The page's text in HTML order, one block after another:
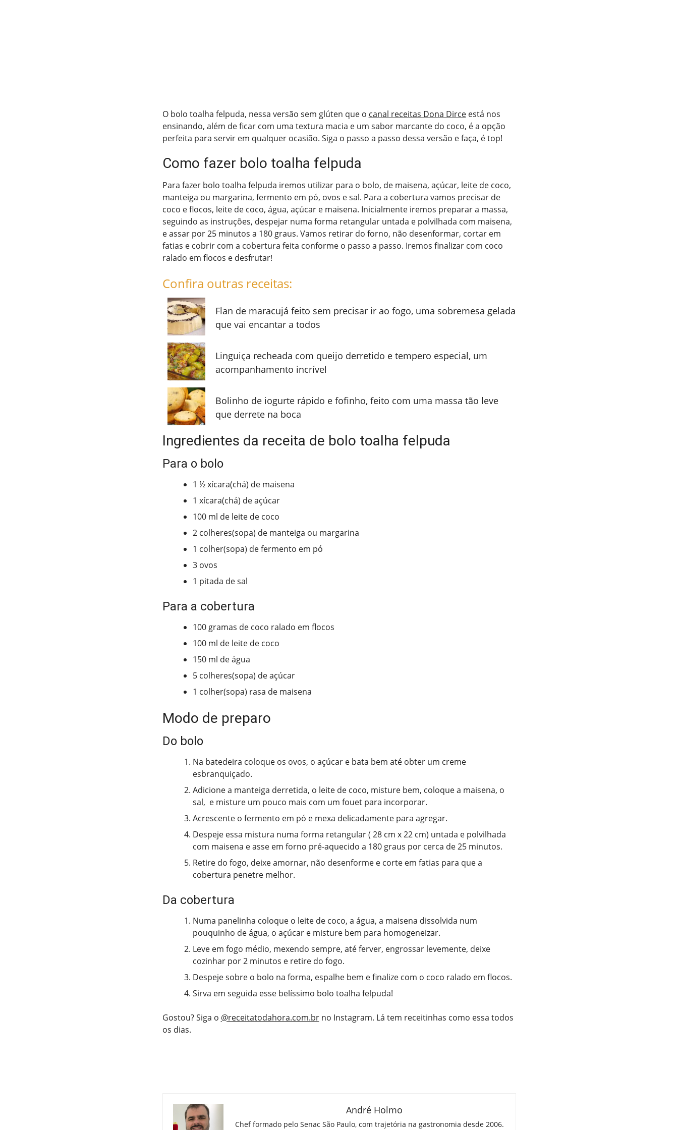
O bolo toalha felpuda, nessa versão sem glúten que o canal receitas Dona Dirceestá nos
ensinando, além de ficar com uma textura macia e um sabor marcante do coco, é a opção
perfeita para servir em qualquer ocasião. Siga o passo a passo dessa versão e faça, é top!
Como fazer bolo toalha felpuda
Para fazer bolo toalha felpuda iremos utilizar para o bolo, de maisena, açúcar, leite de coco,
manteiga ou margarina, fermento em pó, ovos e sal. Para a cobertura vamos precisar de
coco e flocos, leite de coco, água, açúcar e maisena. Inicialmente iremos preparar a massa,
seguindo as instruções, despejar numa forma retangular untada e polvilhada com maisena,
e assar por 25 minutos a 180 graus. Vamos retirar do forno, não desenformar, cortar em
fatias e cobrir com a cobertura feita conforme o passo a passo. Iremos finalizar com coco
ralado em flocos e desfrutar!
Confira outras receitas:
Flan de maracujá feito sem precisar ir ao fogo, uma sobremesa gelada
que vai encantar a todos
Linguiça recheada com queijo derretido e tempero especial, um
acompanhamento incrível
Bolinho de iogurte rápido e fofinho, feito com uma massa tão leve
que derrete na boca
Ingredientes da receita de bolo toalha felpuda
Para o bolo
1 ½ xícara(chá) de maisena
1 xícara(chá) de açúcar
100 ml de leite de coco
2 colheres(sopa) de manteiga ou margarina
1 colher(sopa) de fermento em pó
3 ovos
1 pitada de sal
Para a cobertura
100 gramas de coco ralado em flocos
100 ml de leite de coco
150 ml de água
5 colheres(sopa) de açúcar
1 colher(sopa) rasa de maisena
Modo de preparo
Do bolo
Na batedeira coloque os ovos, o açúcar e bata bem até obter um creme
esbranquiçado.
Adicione a manteiga derretida, o leite de coco, misture bem, coloque a maisena, o
sal, e misture um pouco mais com um fouet para incorporar.
Acrescente o fermento em pó e mexa delicadamente para agregar.
Despeje essa mistura numa forma retangular ( 28 cm x 22 cm) untada e polvilhada
com maisena e asse em forno pré-aquecido a 180 graus por cerca de 25 minutos.
Retire do fogo, deixe amornar, não desenforme e corte em fatias para que a
cobertura penetre melhor.
Da cobertura
Numa panelinha coloque o leite de coco, a água, a maisena dissolvida num
pouquinho de água, o açúcar e misture bem para homogeneizar.
Leve em fogo médio, mexendo sempre, até ferver, engrossar levemente, deixe
cozinhar por 2 minutos e retire do fogo.
Despeje sobre o bolo na forma, espalhe bem e finalize com o coco ralado em flocos.
Sirva em seguida esse belíssimo bolo toalha felpuda!
Gostou? Siga o @receitatodahora.com.brno Instagram. Lá tem receitinhas como essa todos
os dias.
André Holmo
Chef formado pelo Senac São Paulo, com trajetória na gastronomia desde 2006.